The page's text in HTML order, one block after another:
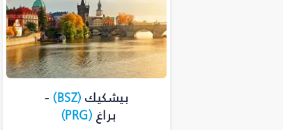
بيشكيك (
BSZ
)
-
براغ (
PRG
)